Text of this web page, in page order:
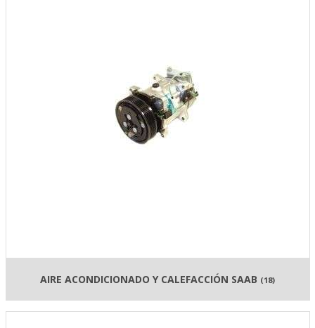
AIRE ACONDICIONADO Y CALEFACCIÓN SAAB (18)